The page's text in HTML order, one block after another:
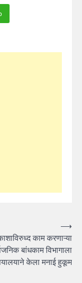
काम करणाऱ्या
बांधकाम विभागाला
केला मनाई हुकूम
⟶